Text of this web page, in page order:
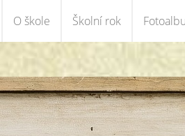
O škole Školní rok